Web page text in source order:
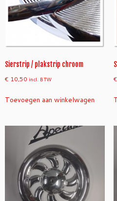
Sierstrip / plakstrip chroom
€ 10,50 incl. BTW
Toevoegen aan winkelwagen
€